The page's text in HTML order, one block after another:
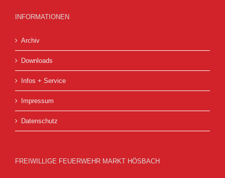
INFORMATIONEN
Archiv
Downloads
Infos + Service
Impressum
Datenschutz
FREIWILLIGE FEUERWEHR MARKT HÖSBACH